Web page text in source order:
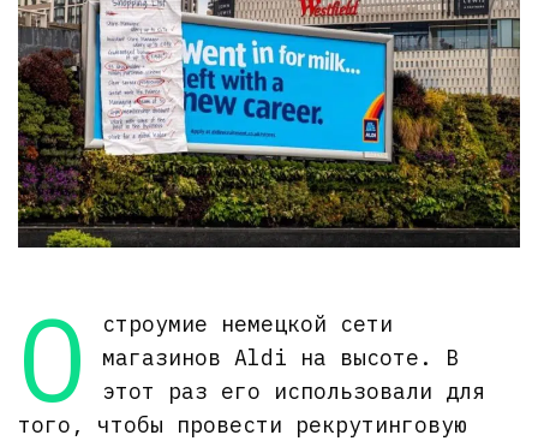
О
строумие немецкой сети
магазинов Aldi на высоте. В
этот раз его использовали для
того, чтобы провести рекрутинговую